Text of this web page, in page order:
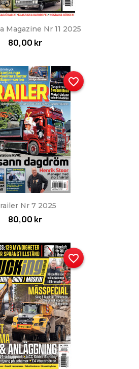
Magazine Nr 11 2025
80,00 kr
Nr 7 2025
80,00 kr
favorite_border
favorite_border